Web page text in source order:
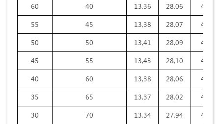
60
40 13,36 28,06
41,51
55
45 13,38 28,07
41,54
50
50 13,41 28,09
41,56
45
55 13,43 28,10
41,58
40
60 13,38 28,06
41,54
35
65 13,37 28,02
41,47
30
70 13,34 27,94 41,39